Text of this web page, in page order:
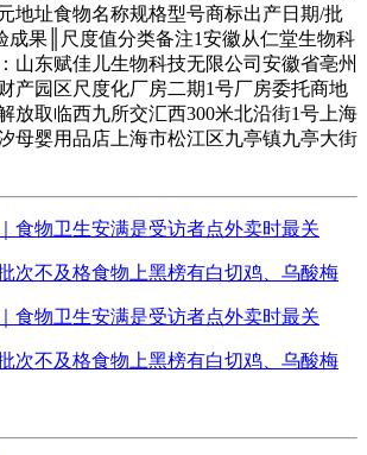
地址食物名称规格型号商标出产日期/批
成果║尺度值分类备注1安徽从仁堂生物科
山东赋佳儿生物科技无限公司安徽省亳州
产园区尺度化厂房二期1号厂房委托商地
放取临西九所交汇西300米北沿街1号上海
母婴用品店上海市松江区九亭镇九亭大街
食物卫生安满是受访者点外卖时最关
次不及格食物上黑榜有白切鸡、乌酸梅
食物卫生安满是受访者点外卖时最关
次不及格食物上黑榜有白切鸡、乌酸梅